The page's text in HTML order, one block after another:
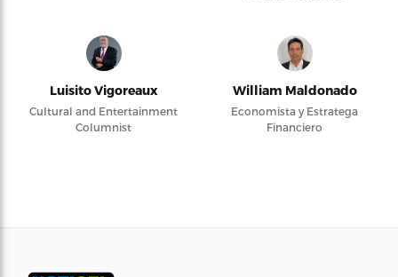
Luisito Vigoreaux
Cultural and Entertainment
Columnist
William Maldonado
Economista y Estratega
Financiero